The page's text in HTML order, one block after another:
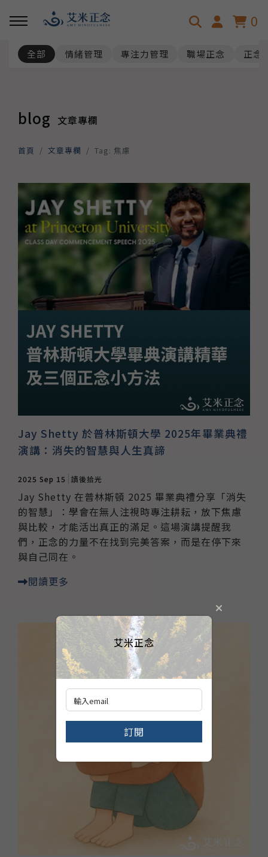
0
回主選單
艾米的故事
回主選單
正念是什麼呢？
正念科學與效益
全部 情緒管理 專注力管理 職場正念 正念
blog 文章專欄
首頁 文章專欄 Tag: 焦慮
Jay Shetty 於普林斯頓大學 2025年畢業典禮
演講：消失的智慧與人生真諦
2025 Sep 15 讀後拾光
Jay Shetty 在普林斯頓 2025 畢業典禮分享「消失
的智慧」：學會在無人注視時專注耕耘，放下焦慮
與比較，才能活出真正的滿足。這場演講提醒我
們，正念的力量不在找到完美答案，而是在停下來
與自己同在。
閱讀更多
艾米正念
訂閱